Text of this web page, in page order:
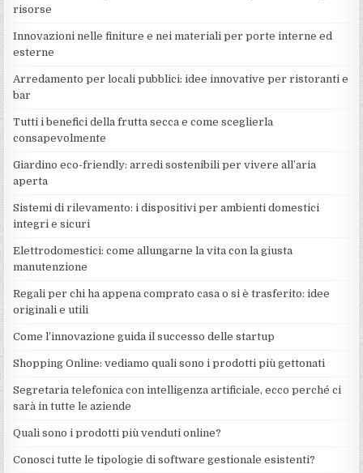
risorse
Innovazioni nelle finiture e nei materiali per porte interne ed
esterne
Arredamento per locali pubblici: idee innovative per ristoranti e
bar
Tutti i benefici della frutta secca e come sceglierla
consapevolmente
Giardino eco-friendly: arredi sostenibili per vivere all’aria
aperta
Sistemi di rilevamento: i dispositivi per ambienti domestici
integri e sicuri
Elettrodomestici: come allungarne la vita con la giusta
manutenzione
Regali per chi ha appena comprato casa o si è trasferito: idee
originali e utili
Come l’innovazione guida il successo delle startup
Shopping Online: vediamo quali sono i prodotti più gettonati
Segretaria telefonica con intelligenza artificiale, ecco perché ci
sarà in tutte le aziende
Quali sono i prodotti più venduti online?
Conosci tutte le tipologie di software gestionale esistenti?